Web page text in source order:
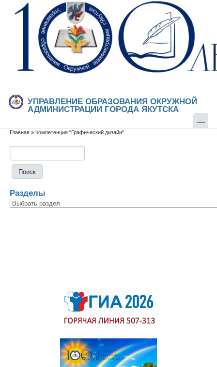
Перейти к основному содержанию
Skip to search
УПРАВЛЕНИЕ ОБРАЗОВАНИЯ ОКРУЖНОЙ
АДМИНИСТРАЦИИ ГОРОДА ЯКУТСКА
Вы здесь
Главная » Компетенция "Графический дизайн"
Разделы